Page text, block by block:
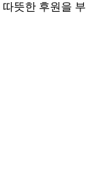
뜻한 후원을 부